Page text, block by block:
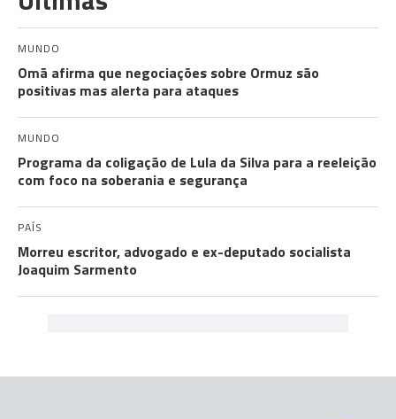
MUNDO
Omã afirma que negociações sobre Ormuz são
positivas mas alerta para ataques
MUNDO
Programa da coligação de Lula da Silva para a reeleição
com foco na soberania e segurança
PAÍS
Morreu escritor, advogado e ex-deputado socialista
Joaquim Sarmento